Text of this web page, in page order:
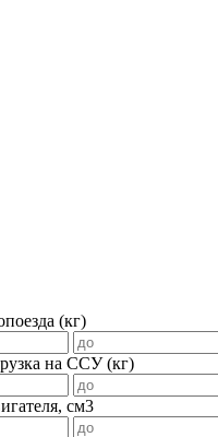
(кг)
на ССУ (кг)
cм3